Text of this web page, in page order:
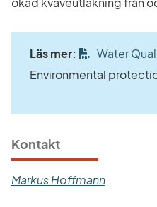
Läs mer: Water
Environmental
Kontakt
Markus Hoffmann